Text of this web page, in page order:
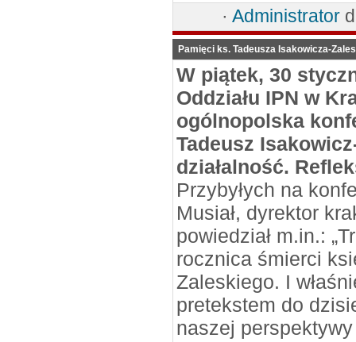
· Administrator
Pamięci ks. Tadeusza Isakowicza-
W piątek, 30
Oddziału IPN w
ogólnopolska
Tadeusz
działalność.
Przybyłych na
Musiał, dyrektor
powiedział m.in.:
rocznica śmierci
Zaleskiego. I
pretekstem do
naszej